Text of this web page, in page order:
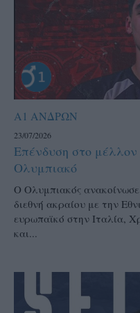
Α1 ΑΝΔΡΩΝ
23/07/2026
Επένδυση στο
Ολυμπιακό
Ο Ολυμπιακός
διεθνή ακραίου με την
ευρωπαϊκό στην Ιταλία,
και...